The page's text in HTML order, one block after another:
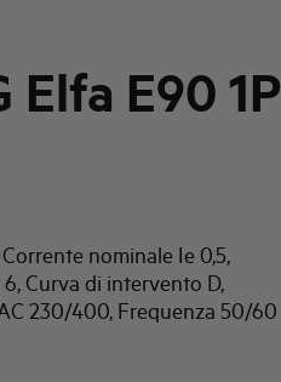
Elfa E90 1P
nominale Ie 0,5,
Curva di intervento D,
230/400, Frequenza 50/60